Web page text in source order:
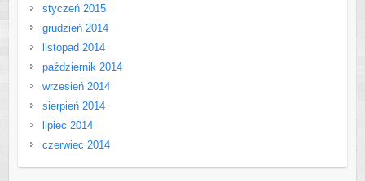
styczeń 2015
grudzień 2014
listopad 2014
październik 2014
wrzesień 2014
sierpień 2014
lipiec 2014
czerwiec 2014